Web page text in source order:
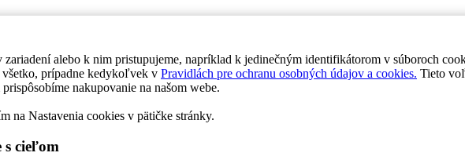
alebo k nim pristupujeme, napríklad k jedinečným identifikátorom v súboroch
prípadne kedykoľvek v Pravidlách pre ochranu osobných údajov a cookies. Tieto
nakupovanie na našom webe.
na Nastavenia cookies v pätičke stránky.
s cieľom